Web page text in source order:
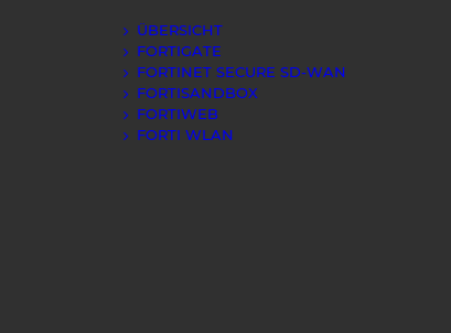
ÜBERSICHT
FORTIGATE
FORTINET SECURE SD-WAN
FORTISANDBOX
FORTIWEB
FORTI WLAN